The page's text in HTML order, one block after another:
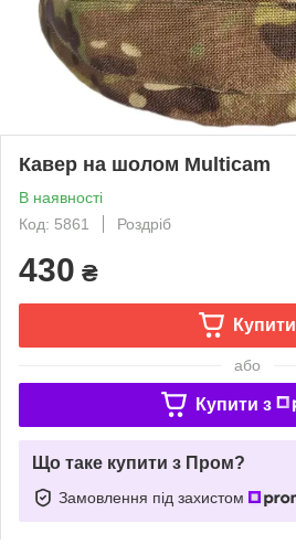
Кавер на шолом Multicam
В наявності
Код: 5861
Роздріб
430 ₴
Купити
або
Купити з
Що таке купити з Пром?
Замовлення під захистом